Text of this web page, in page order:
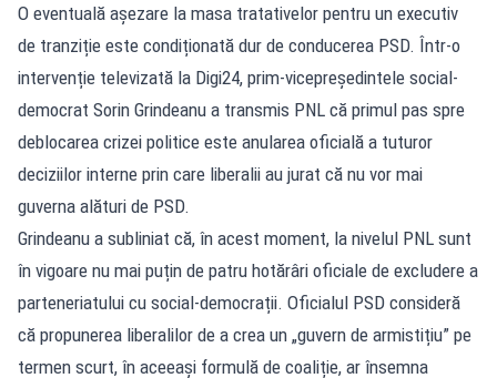
O eventuală așezare la masa tratativelor pentru un executiv
de tranziție este condiționată dur de conducerea PSD. Într-o
intervenție televizată la Digi24, prim-vicepreședintele social-
democrat Sorin Grindeanu a transmis PNL că primul pas spre
deblocarea crizei politice este anularea oficială a tuturor
deciziilor interne prin care liberalii au jurat că nu vor mai
guverna alături de PSD.
Grindeanu a subliniat că, în acest moment, la nivelul PNL sunt
în vigoare nu mai puțin de patru hotărâri oficiale de excludere a
parteneriatului cu social-democrații. Oficialul PSD consideră
că propunerea liberalilor de a crea un „guvern de armistițiu” pe
termen scurt, în aceeași formulă de coaliție, ar însemna